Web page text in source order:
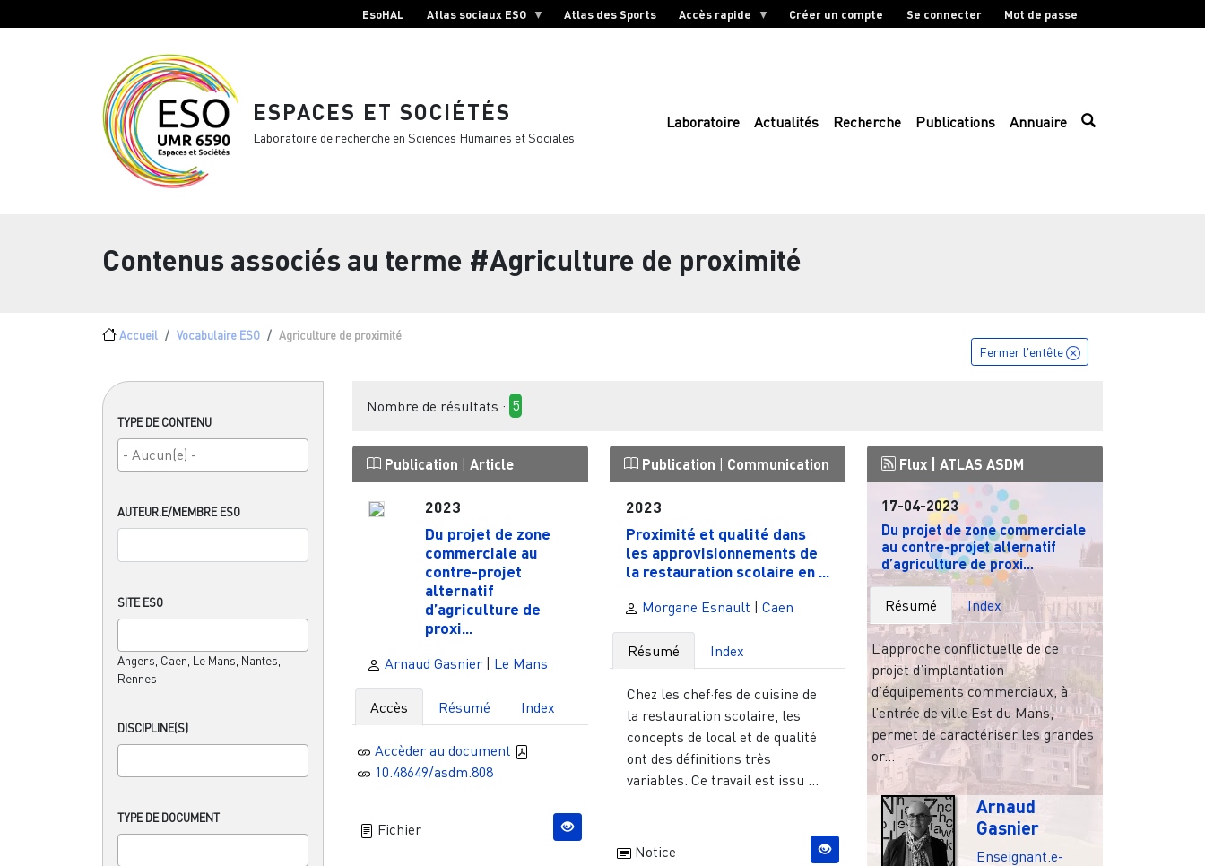
EsoHAL Atlas sociaux ESO Atlas des Sports Accès rapide Créer un compte Se connecter Mot de passe
ESPACES ET SOCIÉTÉS
Laboratoire de recherche en Sciences Humaines et Sociales
Laboratoire Actualités Recherche Publications Annuaire
Contenus associés au terme #Agriculture de proximité
Fil d'Ariane
Accueil Vocabulaire ESO Agriculture de proximité
TYPE DE CONTENU
AUTEUR.E/MEMBRE ESO
SITE ESO
Angers, Caen, Le Mans, Nantes,
Rennes
DISCIPLINE(S)
TYPE DE DOCUMENT
Fermer l'entête
Nombre de résultats : 5
Publication | Article
2023
Du projet de zone
commerciale au
contre-projet
alternatif
d’agriculture de
proxi...
Arnaud Gasnier | Le Mans
Accès Résumé Index
Accèder au document
10.48649/asdm.808
Fichier
Publication | Communication
2023
Proximité et qualité dans
les approvisionnements de
la restauration scolaire en ...
Morgane Esnault | Caen
Résumé Index
Chez les chef·fes de cuisine de
la restauration scolaire, les
concepts de local et de qualité
ont des définitions très
variables. Ce travail est issu ...
Notice
Flux | ATLAS ASDM
17-04-2023
Du projet de zone commerciale
au contre-projet alternatif
d’agriculture de proxi...
Résumé Index
L’approche conflictuelle de ce
projet d’implantation
d’équipements commerciaux, à
l’entrée de ville Est du Mans,
permet de caractériser les grandes
or...
Arnaud
Gasnier
Enseignant.e-